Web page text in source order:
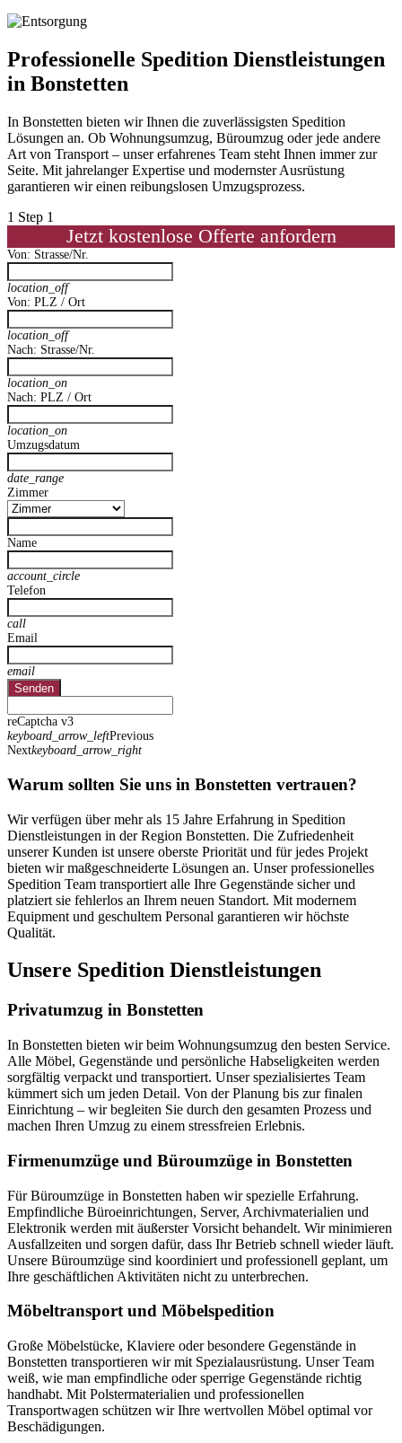
Professionelle Spedition Dienstleistungen
in Bonstetten
In Bonstetten bieten wir Ihnen die zuverlässigsten Spedition
Lösungen an. Ob Wohnungsumzug, Büroumzug oder jede andere
Art von Transport – unser erfahrenes Team steht Ihnen immer zur
Seite. Mit jahrelanger Expertise und modernster Ausrüstung
garantieren wir einen reibungslosen Umzugsprozess.
1 Step 1
Jetzt kostenlose Offerte anfordern
Von: Strasse/Nr.
location_off
Von: PLZ / Ort
location_off
Nach: Strasse/Nr.
location_on
Nach: PLZ / Ort
location_on
Umzugsdatum
date_range
Zimmer
Name
account_circle
Telefon
call
Email
email
Senden
reCaptcha v3
keyboard_arrow_leftPrevious
Nextkeyboard_arrow_right
Warum sollten Sie uns in Bonstetten vertrauen?
Wir verfügen über mehr als 15 Jahre Erfahrung in Spedition
Dienstleistungen in der Region Bonstetten. Die Zufriedenheit
unserer Kunden ist unsere oberste Priorität und für jedes Projekt
bieten wir maßgeschneiderte Lösungen an. Unser professionelles
Spedition Team transportiert alle Ihre Gegenstände sicher und
platziert sie fehlerlos an Ihrem neuen Standort. Mit modernem
Equipment und geschultem Personal garantieren wir höchste
Qualität.
Unsere Spedition Dienstleistungen
Privatumzug in Bonstetten
In Bonstetten bieten wir beim Wohnungsumzug den besten Service.
Alle Möbel, Gegenstände und persönliche Habseligkeiten werden
sorgfältig verpackt und transportiert. Unser spezialisiertes Team
kümmert sich um jeden Detail. Von der Planung bis zur finalen
Einrichtung – wir begleiten Sie durch den gesamten Prozess und
machen Ihren Umzug zu einem stressfreien Erlebnis.
Firmenumzüge und Büroumzüge in Bonstetten
Für Büroumzüge in Bonstetten haben wir spezielle Erfahrung.
Empfindliche Büroeinrichtungen, Server, Archivmaterialien und
Elektronik werden mit äußerster Vorsicht behandelt. Wir minimieren
Ausfallzeiten und sorgen dafür, dass Ihr Betrieb schnell wieder läuft.
Unsere Büroumzüge sind koordiniert und professionell geplant, um
Ihre geschäftlichen Aktivitäten nicht zu unterbrechen.
Möbeltransport und Möbelspedition
Große Möbelstücke, Klaviere oder besondere Gegenstände in
Bonstetten transportieren wir mit Spezialausrüstung. Unser Team
weiß, wie man empfindliche oder sperrige Gegenstände richtig
handhabt. Mit Polstermaterialien und professionellen
Transportwagen schützen wir Ihre wertvollen Möbel optimal vor
Beschädigungen.